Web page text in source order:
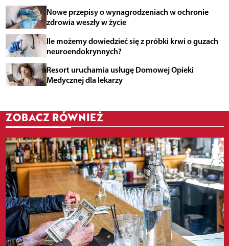
Nowe przepisy o wynagrodzeniach w ochronie
zdrowia weszły w życie
Ile możemy dowiedzieć się z próbki krwi o guzach
neuroendokrynnych?
Resort uruchamia usługę Domowej Opieki
Medycznej dla lekarzy
ZOBACZ RÓWNIEŻ